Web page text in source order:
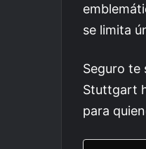
se limita
Seguro te
Stuttgart
para